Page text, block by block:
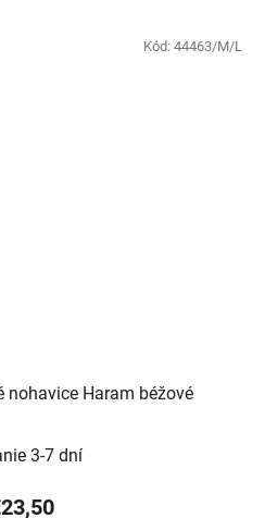
nohavice Haram béžové
3-7 dní
Kód: 44463/M/L